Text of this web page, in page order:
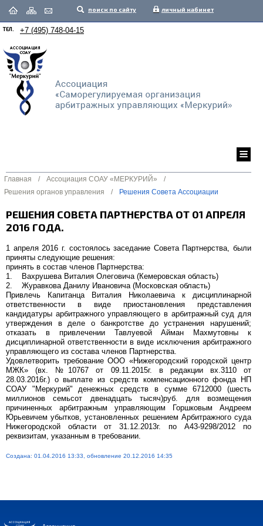
поиск по сайту личный кабинет
ТЕЛ. +7 (495) 748-04-15
Главная / Ассоциация СОАУ «МЕРКУРИЙ»
/
Решения органов управления
/ Решения Совета Ассоциации
РЕШЕНИЯ СОВЕТА ПАРТНЕРСТВА ОТ 01 АПРЕЛЯ
2016 ГОДА.
1 апреля 2016 г. состоялось заседание Совета Партнерства, были
приняты следующие решения:
принять в состав членов Партнерства:
1. Вахрушева Виталия Олеговича (Кемеровская область)
2. Журавкова Данилу Ивановича (Московская область)
Привлечь Капитанца Виталия Николаевича к дисциплинарной
ответственности в виде приостановления представления
кандидатуры арбитражного управляющего в арбитражный суд для
утверждения в деле о банкротстве до устранения нарушений;
отказать в привлечении Тавлуевой Айман Махмутовны к
дисциплинарной ответственности в виде исключения арбитражного
управляющего из состава членов Партнерства.
Удовлетворить требование ООО «Нижегородский городской центр
МЖК» (вх. №10767 от 09.11.2015г. в редакции вх.3110 от
28.03.2016г.) о выплате из средств компенсационного фонда НП
СОАУ "Меркурий" денежных средств в сумме 6712000 (шесть
миллионов семьсот двенадцать тысяч)руб. для возмещения
причиненных арбитражным управляющим Горшковым Андреем
Юрьевичем убытков, установленных решением Арбитражного суда
Нижегородской области от 31.12.2013г. по А43-9298/2012 по
реквизитам, указанным в требовании.
Создана: 01.04.2016 13:33, обновление 20.12.2016 14:35